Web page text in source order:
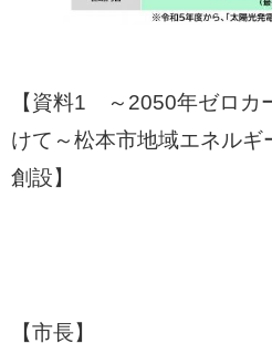
【資料1 ～2050年ゼロカ
けて～松本市地域エネルギ
創設】
【市長】